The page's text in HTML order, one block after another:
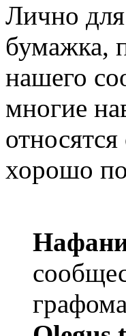
Лично
бумажка,
нашего
многие
хорошо